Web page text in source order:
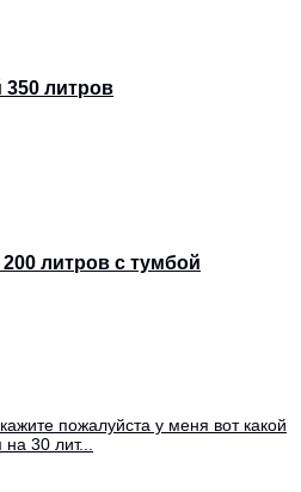
литров
литров с тумбой
пожалуйста у меня вот какой
30 лит...